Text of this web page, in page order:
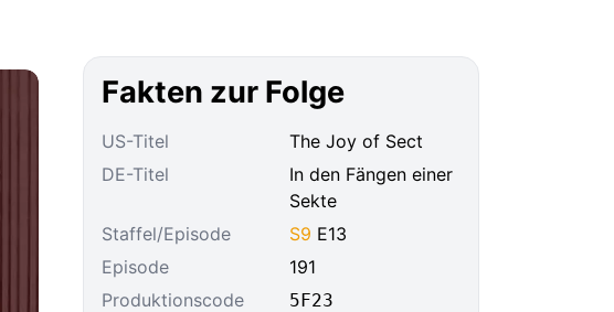
Fakten zur Folge
US-Titel
The Joy of Sect
DE-Titel
In den Fängen einer
Sekte
Staffel/Episode
S9 E13
Episode
191
Produktionscode
5F23